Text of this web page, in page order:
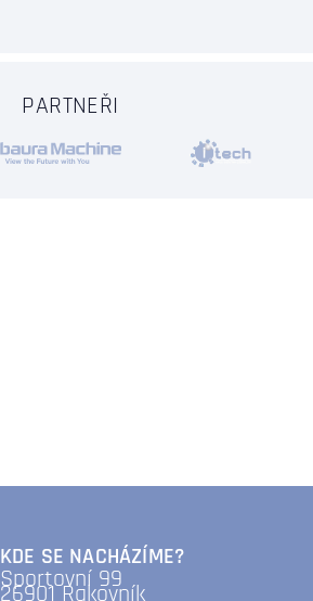
PARTNEŘI
KDE SE NACHÁZÍME?
Sportovní 99
26901 Rakovník